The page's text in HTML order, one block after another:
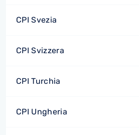
CPI Svezia
CPI Svizzera
CPI Turchia
CPI Ungheria